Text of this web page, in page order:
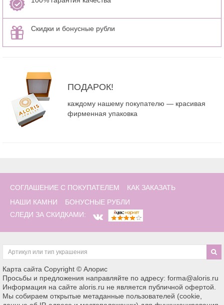
Скидки и бонусные рубли
ПОДАРОК!
каждому нашему покупателю — красивая
фирменная упаковка
СОГЛАШЕНИЕ С ПОКУПАТЕЛЕМ
КАК ЗАКАЗАТЬ
НАШИ КАМНИ
БОНУСНЫЕ РУБЛИ
СЛЕДИ ЗА СКИДКАМИ:
Карта сайта Copyright © Алорис
Просьбы и предложения направляйте по адресу: forma@aloris.ru
Информация на сайте aloris.ru не является публичной офертой.
Мы собираем открытые метаданные пользователей (cookie,